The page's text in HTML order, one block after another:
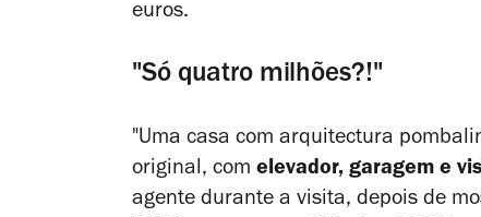
euros.
"Só quatro milhões?!"
"Uma casa com arquitectura
original, com elevador, garagem e
agente durante a visita, depois de